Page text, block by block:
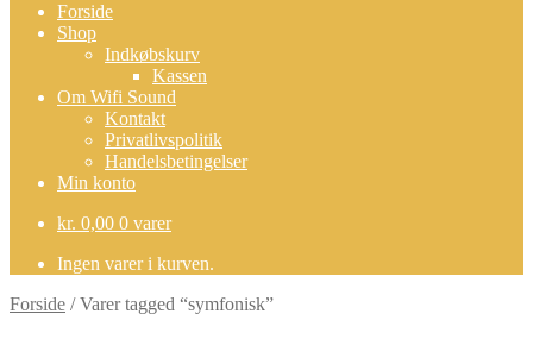
Forside
Shop
Indkøbskurv
Kassen
Om Wifi Sound
Kontakt
Privatlivspolitik
Handelsbetingelser
Min konto
kr. 0,00 0 varer
Ingen varer i kurven.
Forside /Varer tagged “symfonisk”